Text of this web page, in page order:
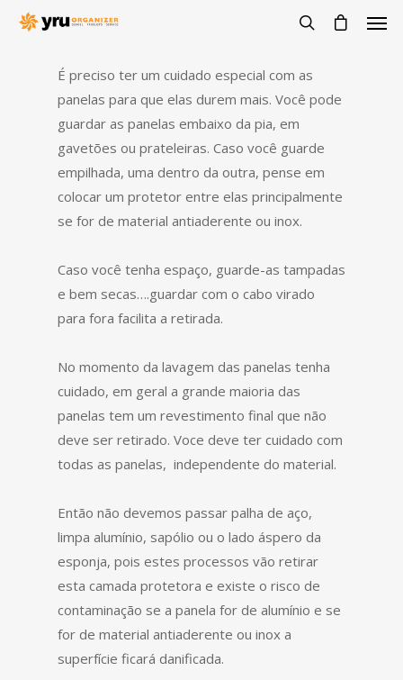
É preciso ter um cuidado especial com as
panelas para que elas durem mais. Você pode
guardar as panelas embaixo da pia, em
gavetões ou prateleiras. Caso você guarde
empilhada, uma dentro da outra, pense em
colocar um protetor entre elas principalmente
se for de material antiaderente ou inox.
Caso você tenha espaço, guarde-as tampadas
e bem secas….guardar com o cabo virado
para fora facilita a retirada.
No momento da lavagem das panelas tenha
cuidado, em geral a grande maioria das
panelas tem um revestimento final que não
deve ser retirado. Voce deve ter cuidado com
todas as panelas, independente do material.
Então não devemos passar palha de aço,
limpa alumínio, sapólio ou o lado áspero da
esponja, pois estes processos vão retirar
esta camada protetora e existe o risco de
contaminação se a panela for de alumínio e se
for de material antiaderente ou inox a
superfície ficará danificada.